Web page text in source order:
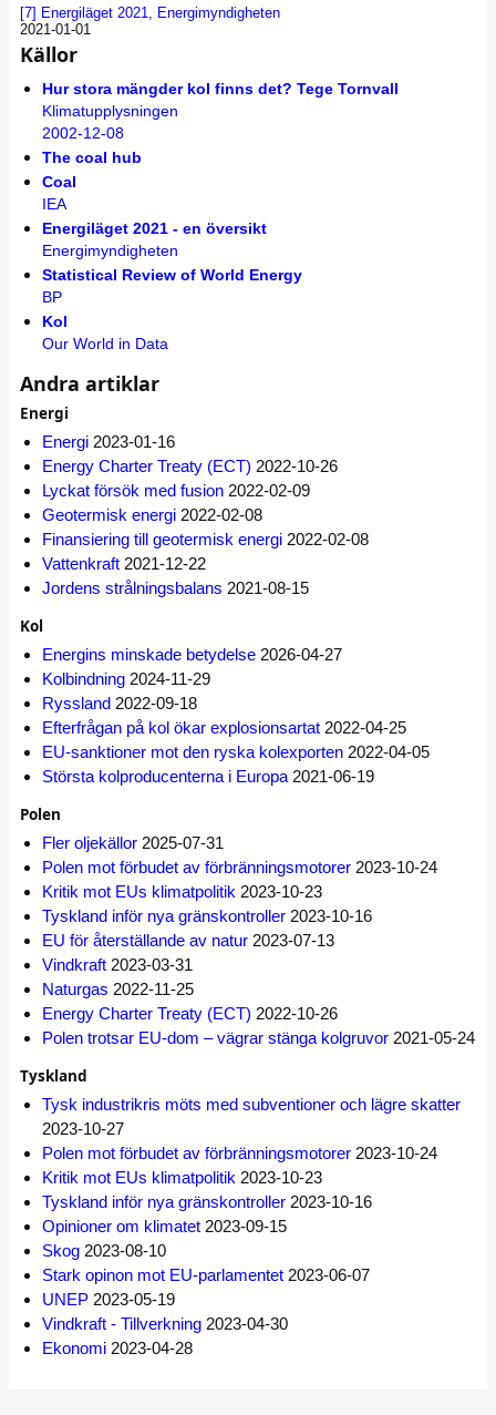
[7] Energiläget 2021, Energimyndigheten
2021-01-01
Källor
Hur stora mängder kol finns det? Tege Tornvall
Klimatupplysningen
2002-12-08
The coal hub
Coal
IEA
Energiläget 2021 - en översikt
Energimyndigheten
Statistical Review of World Energy
BP
Kol
Our World in Data
Andra artiklar
Energi
Energi 2023-01-16
Energy Charter Treaty (ECT) 2022-10-26
Lyckat försök med fusion 2022-02-09
Geotermisk energi 2022-02-08
Finansiering till geotermisk energi 2022-02-08
Vattenkraft 2021-12-22
Jordens strålningsbalans 2021-08-15
Kol
Energins minskade betydelse 2026-04-27
Kolbindning 2024-11-29
Ryssland 2022-09-18
Efterfrågan på kol ökar explosionsartat 2022-04-25
EU-sanktioner mot den ryska kolexporten 2022-04-05
Största kolproducenterna i Europa 2021-06-19
Polen
Fler oljekällor 2025-07-31
Polen mot förbudet av förbränningsmotorer 2023-10-24
Kritik mot EUs klimatpolitik 2023-10-23
Tyskland inför nya gränskontroller 2023-10-16
EU för återställande av natur 2023-07-13
Vindkraft 2023-03-31
Naturgas 2022-11-25
Energy Charter Treaty (ECT) 2022-10-26
Polen trotsar EU-dom – vägrar stänga kolgruvor 2021-05-24
Tyskland
Tysk industrikris möts med subventioner och lägre skatter
2023-10-27
Polen mot förbudet av förbränningsmotorer 2023-10-24
Kritik mot EUs klimatpolitik 2023-10-23
Tyskland inför nya gränskontroller 2023-10-16
Opinioner om klimatet 2023-09-15
Skog 2023-08-10
Stark opinon mot EU-parlamentet 2023-06-07
UNEP 2023-05-19
Vindkraft - Tillverkning 2023-04-30
Ekonomi 2023-04-28